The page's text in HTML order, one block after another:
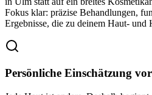
Fokus klar: präzise Behandlungen,
Ergebnisse, die zu deinem Haut- und
Persönliche Einschätzung